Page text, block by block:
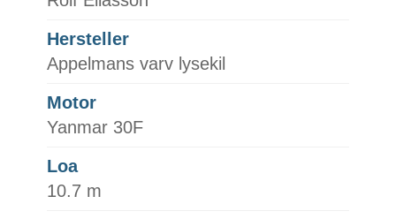
Hersteller
Appelmans varv lysekil
Motor
Yanmar 30F
Loa
10.7 m